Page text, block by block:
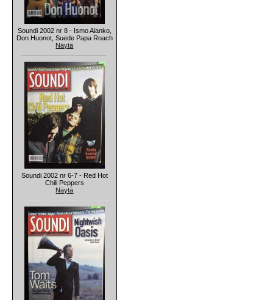
Soundi 2002 nr 8 - Ismo Alanko,
Don Huonot, Suede Papa Roach
Näytä
Soundi 2002 nr 6-7 - Red Hot
Chili Peppers
Näytä